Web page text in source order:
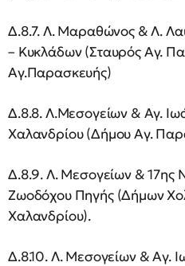
Δ.8.7. Λ. Μαραθώνος & Λ.
– Κυκλάδων (Σταυρός Αγ.
Αγ.Παρασκευής)
Δ.8.8. Λ.Μεσογείων & Αγ.
Χαλανδρίου (Δήμου Αγ.
Δ.8.9. Λ. Μεσογείων & 17ης
Ζωοδόχου Πηγής (Δήμων
Χαλανδρίου).
Δ.8.10. Λ. Μεσογείων & Αγ.